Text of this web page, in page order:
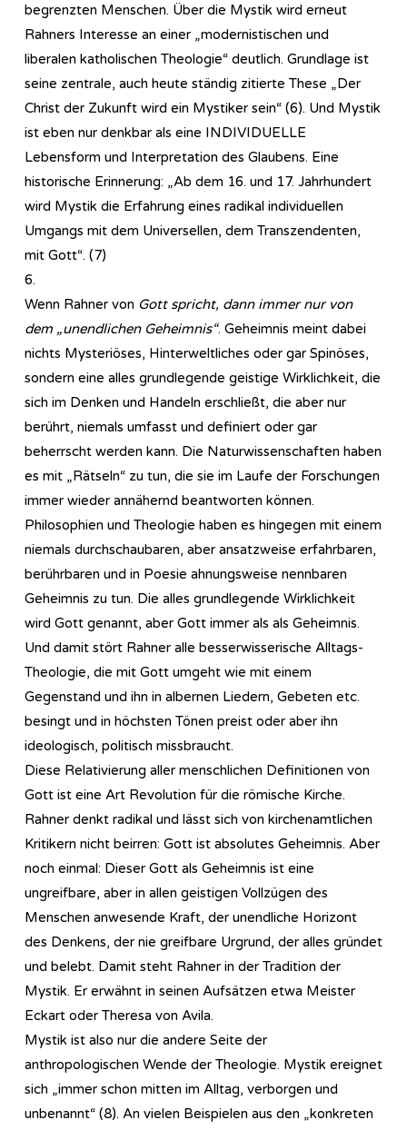
begrenzten Menschen. Über die Mystik wird erneut
Rahners Interesse an einer „modernistischen und
liberalen katholischen Theologie“ deutlich. Grundlage ist
seine zentrale, auch heute ständig zitierte These „Der
Christ der Zukunft wird ein Mystiker sein“ (6). Und Mystik
ist eben nur denkbar als eine INDIVIDUELLE
Lebensform und Interpretation des Glaubens. Eine
historische Erinnerung: „Ab dem 16. und 17. Jahrhundert
wird Mystik die Erfahrung eines radikal individuellen
Umgangs mit dem Universellen, dem Transzendenten,
mit Gott“. (7)
6.
Wenn Rahner von Gott spricht, dann immer nur von
dem „unendlichen Geheimnis“. Geheimnis meint dabei
nichts Mysteriöses, Hinterweltliches oder gar Spinöses,
sondern eine alles grundlegende geistige Wirklichkeit, die
sich im Denken und Handeln erschließt, die aber nur
berührt, niemals umfasst und definiert oder gar
beherrscht werden kann. Die Naturwissenschaften haben
es mit „Rätseln“ zu tun, die sie im Laufe der Forschungen
immer wieder annähernd beantworten können.
Philosophien und Theologie haben es hingegen mit einem
niemals durchschaubaren, aber ansatzweise erfahrbaren,
berührbaren und in Poesie ahnungsweise nennbaren
Geheimnis zu tun. Die alles grundlegende Wirklichkeit
wird Gott genannt, aber Gott immer als als Geheimnis.
Und damit stört Rahner alle besserwisserische Alltags-
Theologie, die mit Gott umgeht wie mit einem
Gegenstand und ihn in albernen Liedern, Gebeten etc.
besingt und in höchsten Tönen preist oder aber ihn
ideologisch, politisch missbraucht.
Diese Relativierung aller menschlichen Definitionen von
Gott ist eine Art Revolution für die römische Kirche.
Rahner denkt radikal und lässt sich von kirchenamtlichen
Kritikern nicht beirren: Gott ist absolutes Geheimnis. Aber
noch einmal: Dieser Gott als Geheimnis ist eine
ungreifbare, aber in allen geistigen Vollzügen des
Menschen anwesende Kraft, der unendliche Horizont
des Denkens, der nie greifbare Urgrund, der alles gründet
und belebt. Damit steht Rahner in der Tradition der
Mystik. Er erwähnt in seinen Aufsätzen etwa Meister
Eckart oder Theresa von Avila.
Mystik ist also nur die andere Seite der
anthropologischen Wende der Theologie. Mystik ereignet
sich „immer schon mitten im Alltag, verborgen und
unbenannt“ (8). An vielen Beispielen aus den „konkreten